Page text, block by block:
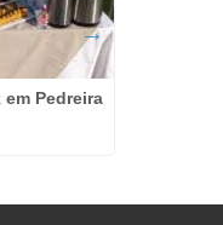
Pedreira